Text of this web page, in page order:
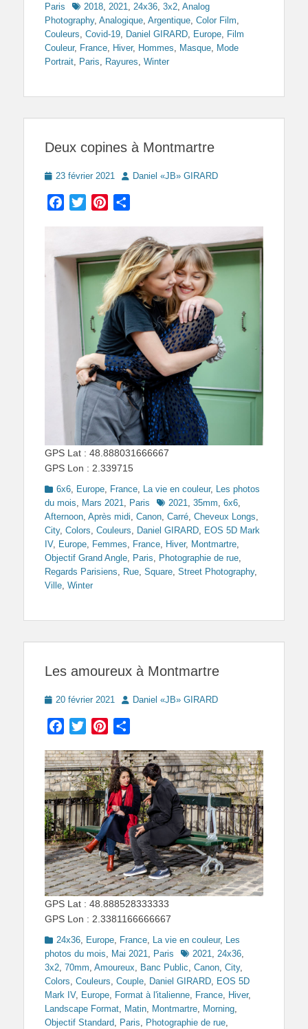
Paris
Tags2018, 2021, 24x36, 3x2, Analog
Photography, Analogique, Argentique, Color Film,
Couleurs, Covid-19, Daniel GIRARD, Europe, Film
Couleur, France, Hiver, Hommes, Masque, Mode
Portrait, Paris, Rayures, Winter
Deux copines à Montmartre
Posted
23 février 2021 AuthorDaniel «JB» GIRARD
Facebook
TwitterPinterest
GPS Lat : 48.888031666667
GPS Lon : 2.339715
Categories
6x6, Europe, France, La vie en couleur, Les photos
du mois, Mars 2021, Paris Tags2021, 35mm, 6x6,
Afternoon, Après midi, Canon, Carré, Cheveux Longs,
City, Colors, Couleurs, Daniel GIRARD, EOS 5D Mark
IV, Europe, Femmes, France, Hiver, Montmartre,
Objectif Grand Angle, Paris, Photographie de rue,
Regards Parisiens, Rue, Square, Street Photography,
Ville, Winter
Les amoureux à Montmartre
Posted
20 février 2021 AuthorDaniel «JB» GIRARD
Facebook
TwitterPinterest
GPS Lat : 48.888528333333
GPS Lon : 2.3381166666667
Categories
24x36, Europe, France, La vie en couleur, Les
photos du mois, Mai 2021, Paris Tags2021, 24x36,
3x2, 70mm, Amoureux, Banc Public, Canon, City,
Colors, Couleurs, Couple, Daniel GIRARD, EOS 5D
Mark IV, Europe, Format à l'italienne, France, Hiver,
Landscape Format, Matin, Montmartre, Morning,
Objectif Standard, Paris, Photographie de rue,